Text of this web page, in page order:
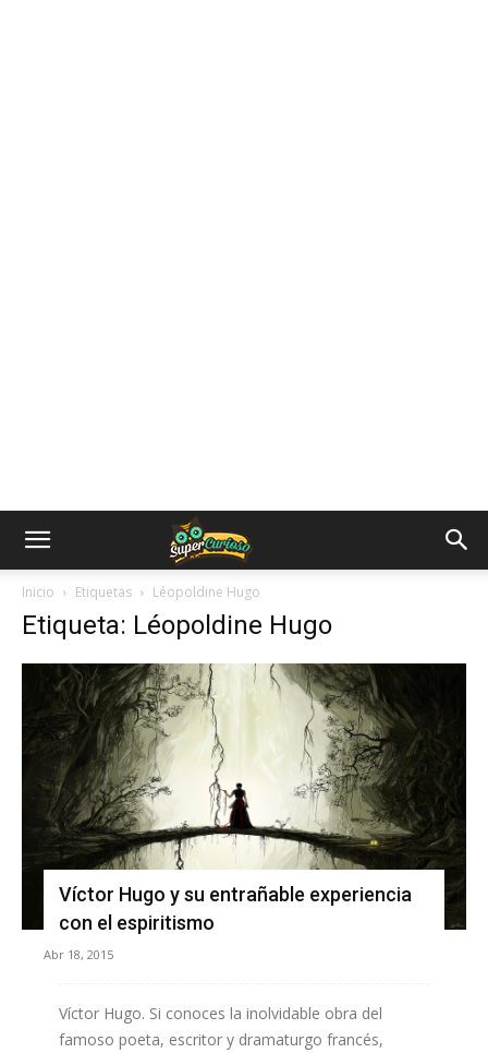
Inicio Etiquetas Léopoldine Hugo
Etiqueta: Léopoldine Hugo
Víctor Hugo y su entrañable experiencia
con el espiritismo
Abr 18, 2015
Víctor Hugo. Si conoces la inolvidable obra del
famoso poeta, escritor y dramaturgo francés,